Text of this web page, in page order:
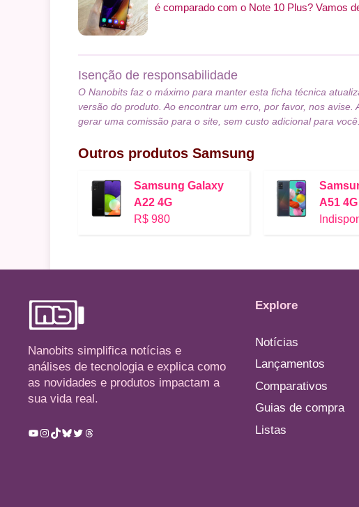
é comparado com o Note 10 Plus? Vamos
Isenção de responsabilidade
O Nanobits faz o máximo para manter esta ficha técnica
versão do produto. Ao encontrar um erro, por favor, nos
gerar uma comissão para o site, sem custo adicional para você.
Outros produtos Samsung
Samsung Galaxy
A22 4G
R$ 980
A51 4G
Nanobits simplifica notícias e
análises de tecnologia e explica como
as novidades e produtos impactam a
sua vida real.
Youtube
Instagram
TikTok
Bluesky
TwitterThreads
Explore
Notícias
Lançamentos
Comparativos
Guias de compra
Listas